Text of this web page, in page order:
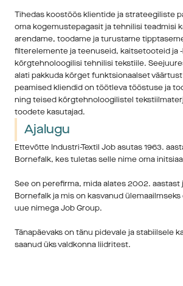
Tihedas koostöös klientide ja strateegiliste
oma kogemustepagasit ja tehnilisi teadmisi
arendame, toodame ja turustame
filterelemente ja teenuseid, kaitsetooteid ja
kõrgtehnoloogilisi tehnilisi tekstiile.
alati pakkuda kõrget funktsionaalset
peamised kliendid on töötleva tööstuse ja
ning teised kõrgtehnoloogilistel
toodete kasutajad.
Ajalugu
Ettevõtte Industri-Textil Job asutas 1963.
Bornefalk, kes tuletas selle nime oma
See on perefirma, mida alates 2002. aastast
Bornefalk ja mis on kasvanud
uue nimega Job Group.
Tänapäevaks on tänu pidevale ja stabiilsele
saanud üks valdkonna liidritest.